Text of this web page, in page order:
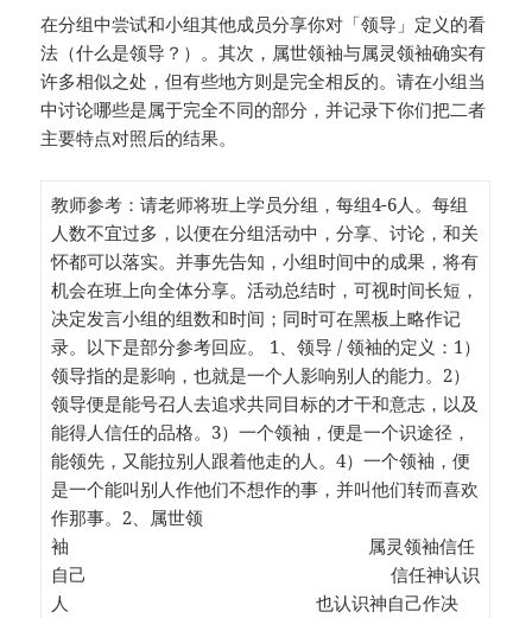
在分组中尝试和小组其他成员分享你对「领导」定义的看
法（什么是领导？）。其次，属世领袖与属灵领袖确实有
许多相似之处，但有些地方则是完全相反的。请在小组当
中讨论哪些是属于完全不同的部分，并记录下你们把二者
主要特点对照后的结果。
教师参考：请老师将班上学员分组，每组4-6人。每组
人数不宜过多，以便在分组活动中，分享、讨论，和关
怀都可以落实。并事先告知，小组时间中的成果，将有
机会在班上向全体分享。活动总结时，可视时间长短，
决定发言小组的组数和时间；同时可在黑板上略作记
录。以下是部分参考回应。 1、领导 / 领袖的定义：1）
领导指的是影响，也就是一个人影响别人的能力。2）
领导便是能号召人去追求共同目标的才干和意志，以及
能得人信任的品格。3）一个领袖，便是一个识途径，
能领先，又能拉别人跟着他走的人。4）一个领袖，便
是一个能叫别人作他们不想作的事，并叫他们转而喜欢
作那事。2、属世领
袖 属灵领袖信任
自己 信任神认识
人 也认识神自己作决